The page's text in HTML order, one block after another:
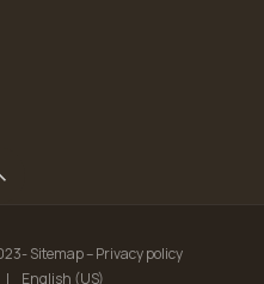
Sitemap – Privacy policy
| English (US)